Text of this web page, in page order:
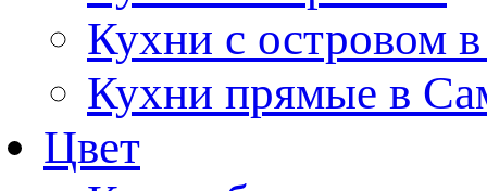
Кухни с островом
Кухни прямые в
Цвет